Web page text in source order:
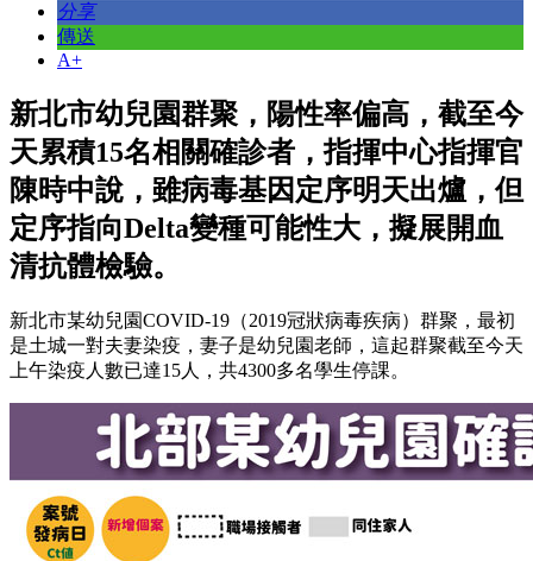
分享
傳送
A+
新北市幼兒園群聚，陽性率偏高，截至今
天累積15名相關確診者，指揮中心指揮官
陳時中說，雖病毒基因定序明天出爐，但
定序指向Delta變種可能性大，擬展開血
清抗體檢驗。
新北市某幼兒園COVID-19（2019冠狀病毒疾病）群聚，最初
是土城一對夫妻染疫，妻子是幼兒園老師，這起群聚截至今天
上午染疫人數已達15人，共4300多名學生停課。